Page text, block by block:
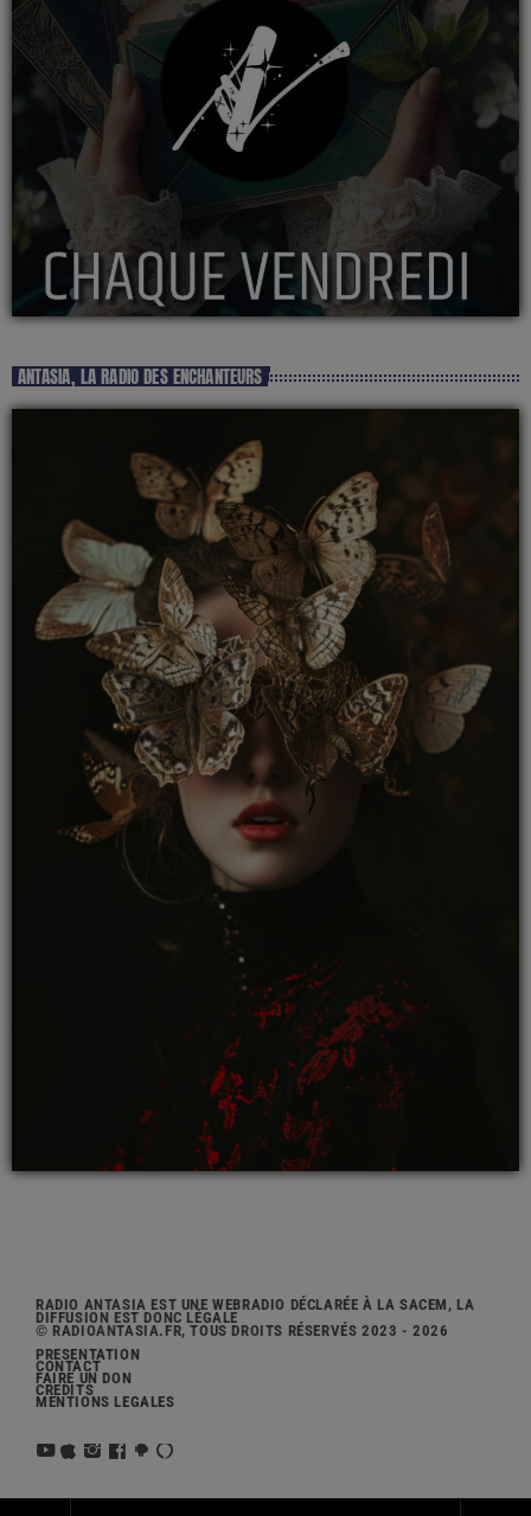
ANTASIA, LA RADIO DES ENCHANTEURS
RADIO ANTASIA EST UNE WEBRADIO DÉCLARÉE À LA SACEM, LA
DIFFUSION EST DONC LÉGALE
© RADIOANTASIA.FR, TOUS DROITS RÉSERVÉS 2023 - 2026
PRÉSENTATION
CONTACT
FAIRE UN DON
CRÉDITS
MENTIONS LÉGALES